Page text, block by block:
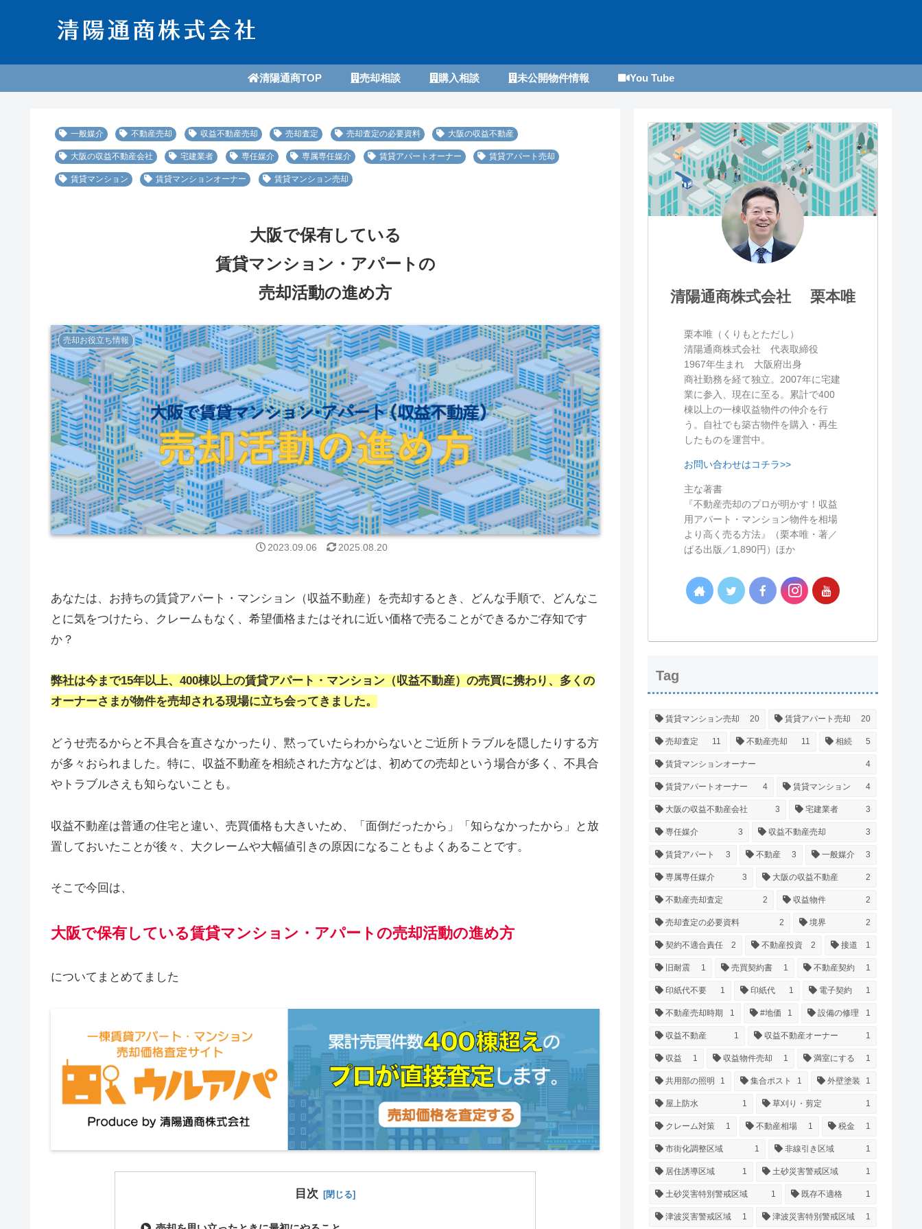
清陽通商TOP 売却相談 購入相談 未公開物件情報 You Tube
一般媒介 不動産売却 収益不動産売却 売却査定 売却査定の必要資料 大阪の収益不動産
大阪の収益不動産会社 宅建業者 専任媒介 専属専任媒介 賃貸アパートオーナー 賃貸アパート売却
賃貸マンション 賃貸マンションオーナー 賃貸マンション売却
大阪で保有している
賃貸マンション・アパートの
売却活動の進め方
売却お役立ち情報
2025.08.20
2023.09.06
あなたは、お持ちの賃貸アパート・マンション（収益不動産）を売却するとき、どんな手順で、どんなこ
とに気をつけたら、クレームもなく、希望価格またはそれに近い価格で売ることができるかご存知です
か？
弊社は今まで15年以上、400棟以上の賃貸アパート・マンション（収益不動産）の売買に携わり、多くの
オーナーさまが物件を売却される現場に立ち会ってきました。
どうせ売るからと不具合を直さなかったり、黙っていたらわからないとご近所トラブルを隠したりする方
が多々おられました。特に、収益不動産を相続された方などは、初めての売却という場合が多く、不具合
やトラブルさえも知らないことも。
収益不動産は普通の住宅と違い、売買価格も大きいため、「面倒だったから」「知らなかったから」と放
置しておいたことが後々、大クレームや大幅値引きの原因になることもよくあることです。
そこで今回は、
大阪で保有している賃貸マンション・アパートの売却活動の進め方
についてまとめてました
目次
清陽通商株式会社 栗本唯
栗本唯（くりもとただし）
清陽通商株式会社 代表取締役
1967年生まれ 大阪府出身
商社勤務を経て独立。2007年に宅建
業に参入、現在に至る。累計で400
棟以上の一棟収益物件の仲介を行
う。自社でも築古物件を購入・再生
したものを運営中。
お問い合わせはコチラ>>
主な著書
『不動産売却のプロが明かす！収益
用アパート・マンション物件を相場
より高く売る方法』（栗本唯・著／
ぱる出版／1,890円）ほか
Tag
賃貸マンション売却 20 賃貸アパート売却 20
売却査定 11 不動産売却 11 相続 5
賃貸マンションオーナー 4
賃貸アパートオーナー 4 賃貸マンション 4
大阪の収益不動産会社 3 宅建業者 3
専任媒介 3 収益不動産売却 3
賃貸アパート 3 不動産 3 一般媒介 3
専属専任媒介 3 大阪の収益不動産 2
不動産売却査定 2 収益物件 2
売却査定の必要資料 2 境界 2
契約不適合責任 2 不動産投資 2 接道 1
旧耐震 1 売買契約書 1 不動産契約 1
印紙代不要 1 印紙代 1 電子契約 1
不動産売却時期 1 #地価 1 設備の修理 1
収益不動産 1 収益不動産オーナー 1
収益 1 収益物件売却 1 満室にする 1
共用部の照明 1 集合ポスト 1 外壁塗装 1
屋上防水 1 草刈り・剪定 1
クレーム対策 1 不動産相場 1 税金 1
市街化調整区域 1 非線引き区域 1
居住誘導区域 1 土砂災害警戒区域 1
土砂災害特別警戒区域 1 既存不適格 1
津波災害警戒区域 1 津波災害特別警戒区域 1